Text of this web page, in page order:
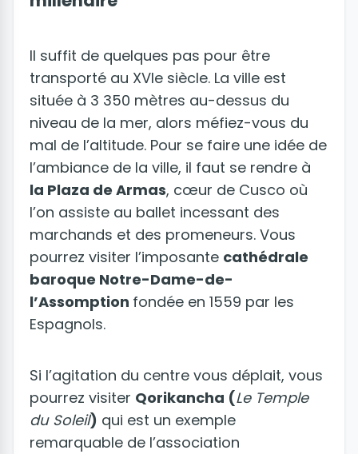
Il suffit de quelques pas pour être
transporté au XVIe siècle. La ville est
située à 3 350 mètres au-dessus du
niveau de la mer, alors méfiez-vous du
mal de l’altitude. Pour se faire une idée de
l’ambiance de la ville, il faut se rendre à
la Plaza de Armas, cœur de Cusco où
l’on assiste au ballet incessant des
marchands et des promeneurs. Vous
pourrez visiter l’imposante cathédrale
baroque Notre-Dame-de-
l’Assomption fondée en 1559 par les
Espagnols.
Si l’agitation du centre vous déplait, vous
pourrez visiter Qorikancha (Le Temple
du Soleil) qui est un exemple
remarquable de l’association